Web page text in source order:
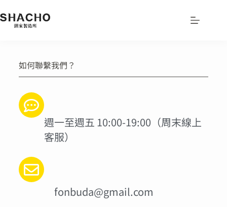
如何聯繫我們？
週一至週五 10:00-19:00（周末線上
客服）
fonbuda@gmail.com